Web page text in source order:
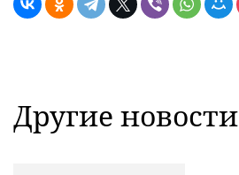
Другие новости